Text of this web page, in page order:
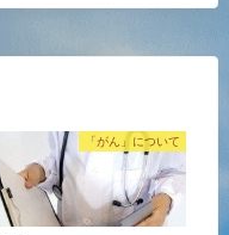
「がん」について